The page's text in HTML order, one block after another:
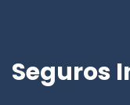
Seguros